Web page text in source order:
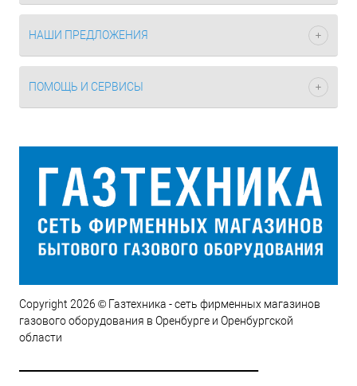
НАШИ ПРЕДЛОЖЕНИЯ
ПОМОЩЬ И СЕРВИСЫ
Copyright 2026 © Газтехника - сеть фирменных магазинов
газового оборудования в Оренбурге и Оренбургской
области